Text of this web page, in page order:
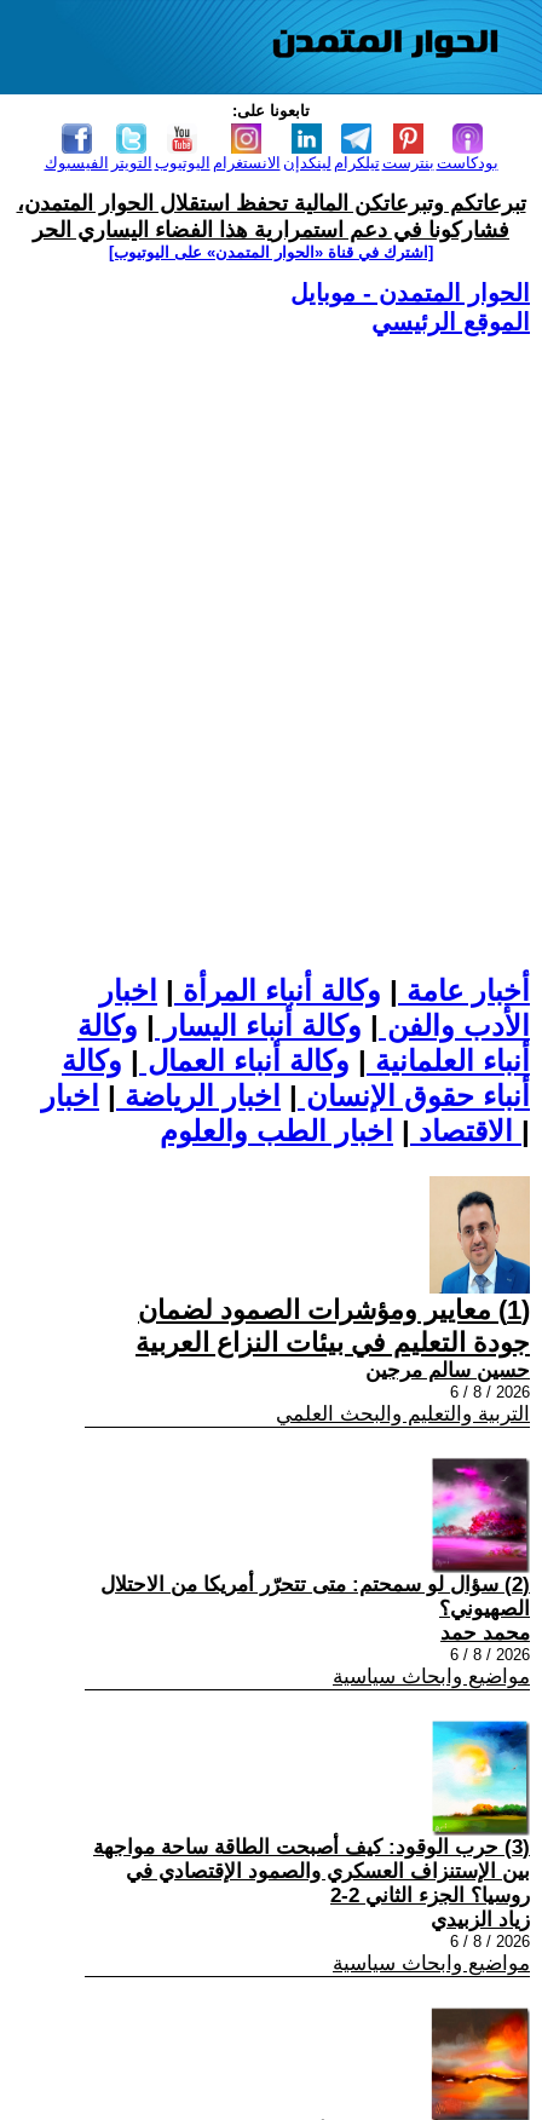
تابعونا على:
الفيسبوك التويتر اليوتيوب الانستغرام لينكدإن تيلكرامبنترست بودكاست
تبرعاتكم وتبرعاتكن المالية تحفظ استقلال الحوار المتمدن،
فشاركونا في دعم استمرارية هذا الفضاء اليساري الحر
[اشترك في قناة ‫«الحوار المتمدن» على اليوتيوب]
الحوار المتمدن - موبايل
الموقع الرئيسي
أخبار عامة | وكالة أنباء المرأة | اخبار
الأدب والفن | وكالة أنباء اليسار | وكالة
أنباء العلمانية | وكالة أنباء العمال | وكالة
أنباء حقوق الإنسان | اخبار الرياضة | اخبار
الاقتصاد | |
(1) معايير ومؤشرات الصمود لضمان
جودة التعليم في بيئات النزاع العربية
حسين سالم مرجين
2026 / 8 / 6
التربية والتعليم والبحث العلمي
(2) سؤال لو سمحتم: متى تتحرّر أمريكا من الاحتلال
الصهيوني؟
محمد حمد
2026 / 8 / 6
مواضيع وابحاث سياسية
(3) حرب الوقود: كيف أصبحت الطاقة ساحة مواجهة
بين الإستنزاف العسكري والصمود الإقتصادي في
روسيا؟ الجزء الثاني 2-2
زياد الزبيدي
2026 / 8 / 6
مواضيع وابحاث سياسية